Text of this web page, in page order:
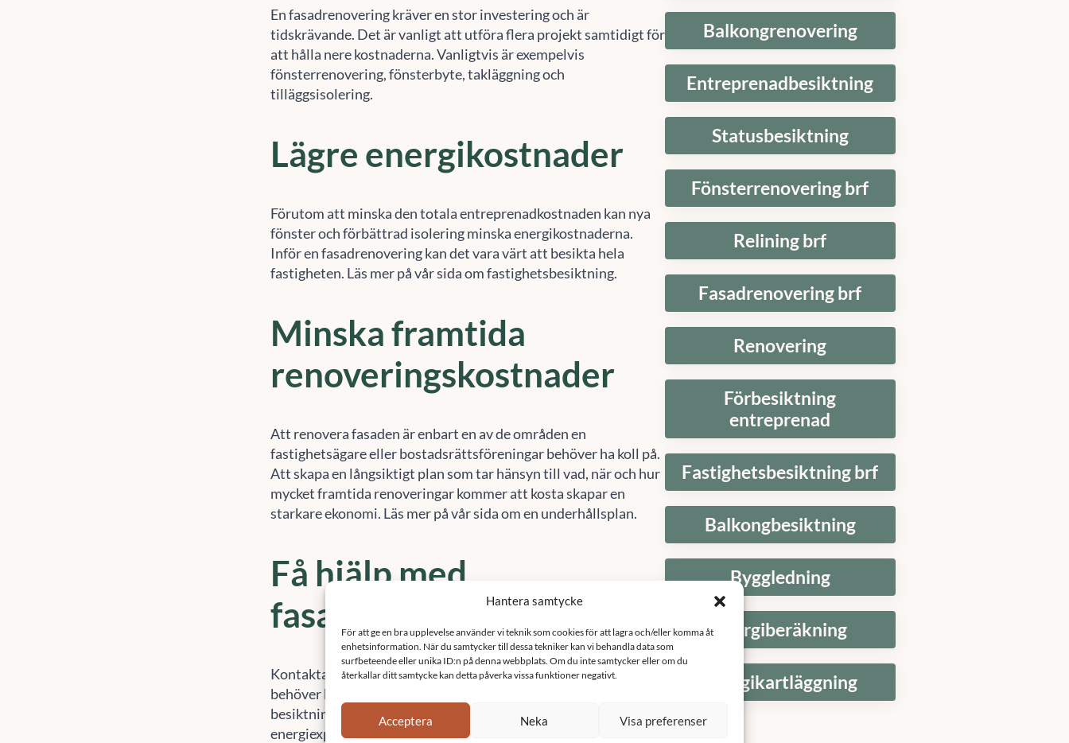
Hantera samtycke
För att ge en bra upplevelse använder vi teknik som cookies för att lagra och/eller komma åt
enhetsinformation. När du samtycker till dessa tekniker kan vi behandla data som
surfbeteende eller unika ID:n på denna webbplats. Om du inte samtycker eller om du
återkallar ditt samtycke kan detta påverka vissa funktioner negativt.
Acceptera Neka Visa preferenser
En fasadrenovering kräver en stor investering och är
tidskrävande. Det är vanligt att utföra flera projekt samtidigt för
att hålla nere kostnaderna. Vanligtvis är exempelvis
fönsterrenovering, fönsterbyte, takläggning och
tilläggsisolering.
Lägre energikostnader
Förutom att minska den totala entreprenadkostnaden kan nya
fönster och förbättrad isolering minska energikostnaderna.
Inför en fasadrenovering kan det vara värt att besikta hela
fastigheten. Läs mer på vår sida om fastighetsbesiktning.
Minska framtida
renoveringskostnader
Att renovera fasaden är enbart en av de områden en
fastighetsägare eller bostadsrättsföreningar behöver ha koll på.
Att skapa en långsiktigt plan som tar hänsyn till vad, när och hur
mycket framtida renoveringar kommer att kosta skapar en
starkare ekonomi. Läs mer på vår sida om en underhållsplan.
Få hjälp med
fasadrenovering
Kontakta Sefast på010-14 68 680ellerinfo@sefast.senär du
behöver hjälp med fasadrenovering i Götene. Vi är ett team av
besiktningsmän, byggkonsulter, projektledare och
energiexperter. Vi har lång erfarenhet av att projektleda och
Balkongrenovering
Entreprenadbesiktning
Statusbesiktning
Fönsterrenovering brf
Relining brf
Fasadrenovering brf
Renovering
Förbesiktning
entreprenad
Fastighetsbesiktning brf
Balkongbesiktning
Byggledning
Energiberäkning
Energikartläggning